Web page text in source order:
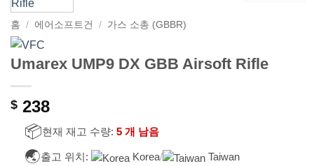
홈 / 에어소프트건 / 가스 소총 (GBBR)
Umarex UMP9 DX GBB Airsoft Rifle
$ 238
📦현재 재고 수량: 5 개 남음
🌏출고 위치: Korea/ Taiwan